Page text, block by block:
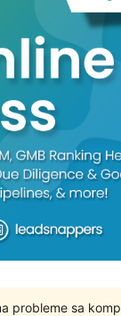
probleme sa